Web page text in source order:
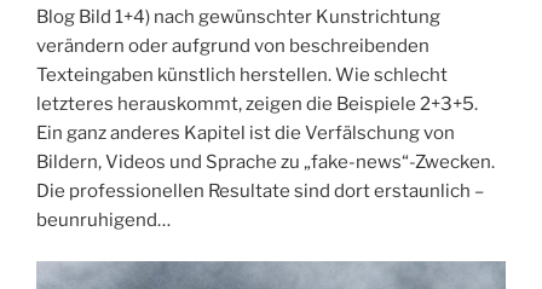
Blog Bild 1+4) nach gewünschter Kunstrichtung
verändern oder aufgrund von beschreibenden
Texteingaben künstlich herstellen. Wie schlecht
letzteres herauskommt, zeigen die Beispiele 2+3+5.
Ein ganz anderes Kapitel ist die Verfälschung von
Bildern, Videos und Sprache zu „fake-news“-Zwecken.
Die professionellen Resultate sind dort erstaunlich –
beunruhigend…